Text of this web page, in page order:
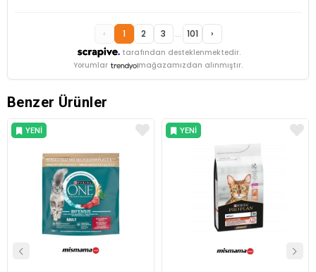
tarafından desteklenmektedir.
‹ 1 2 3 ... 101 ›
Yorumlar mağazamızdan alınmıştır.
Benzer Ürünler
YENI
YENI